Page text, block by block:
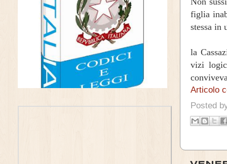
figlia
stessa in
la
vizi
Articolo
Posted